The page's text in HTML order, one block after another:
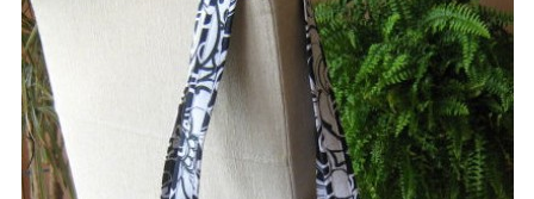
CEDULKY
MOJE POSLEDNÍ PRÁCE